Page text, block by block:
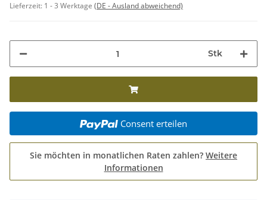
Lieferzeit: 1 - 3 Werktage (DE - Ausland abweichend)
Stk
Consent erteilen
Sie möchten in monatlichen Raten zahlen? Weitere
Informationen